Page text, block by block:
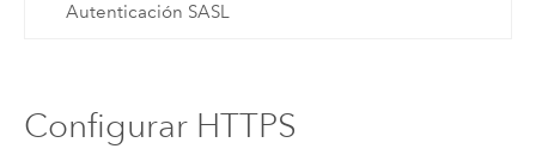
Autenticación SASL
Configurar HTTPS